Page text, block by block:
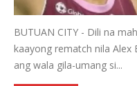
BUTUAN CITY - Dili na
kaayong rematch nila Alex
ang wala gila-umang si...